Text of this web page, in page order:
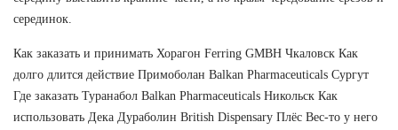
серединок.
Как заказать и принимать Хорагон Ferring GMBH Чкаловск Как
долго длится действие Примоболан Balkan Pharmaceuticals Сургут
Где заказать Туранабол Balkan Pharmaceuticals Никольск Как
использовать Дека Дураболин British Dispensary Плёс Вес-то у него